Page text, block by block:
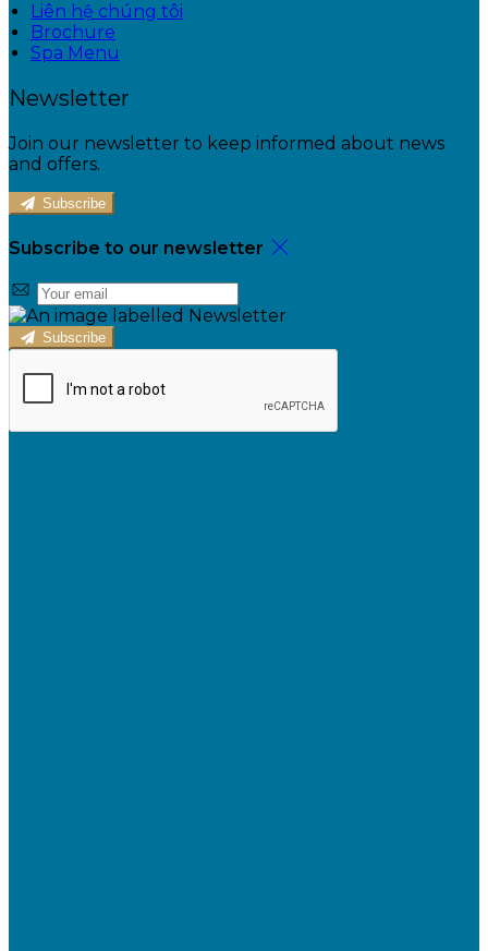
Liên hệ chúng tôi
Brochure
Spa Menu
Newsletter
Join our newsletter to keep informed about news
and offers.
Subscribe
Subscribe to our newsletter
Subscribe